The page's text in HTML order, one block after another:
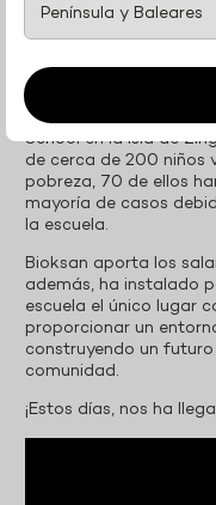
¿Conoces BABYS
Gracias a tu apoyo
Desde enero de 2019,
School en la isla de
de cerca de 200 niños
pobreza, 70 de ellos
mayoría de casos
la escuela.
Bioksan aporta los
además, ha instalado
escuela el único lugar
proporcionar un
construyendo un
comunidad.
¡Estos días, nos ha